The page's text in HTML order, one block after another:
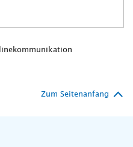
Zum Seitenanfang